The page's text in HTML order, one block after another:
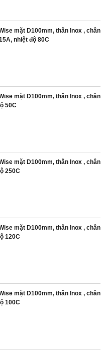
mặt D100mm, thân Inox , chân
nhiệt độ 80C
mặt D100mm, thân Inox , chân
50C
mặt D100mm, thân Inox , chân
250C
mặt D100mm, thân Inox , chân
120C
mặt D100mm, thân Inox , chân
100C